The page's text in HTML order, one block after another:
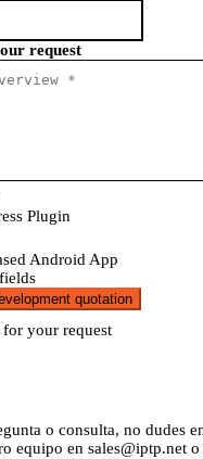
request
Plugin
Android App
quotation
your request
o consulta, no dudes
equipo en sales iptp.net o